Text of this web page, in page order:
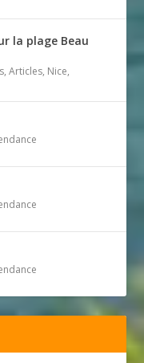
la plage Beau
,Articles, Nice,